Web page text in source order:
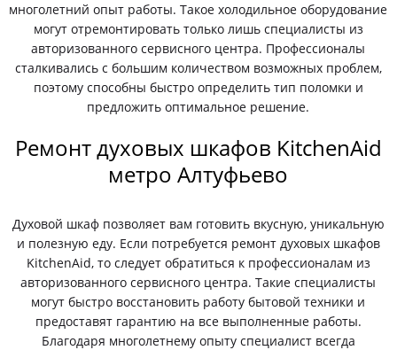
многолетний опыт работы. Такое холодильное оборудование
могут отремонтировать только лишь специалисты из
авторизованного сервисного центра. Профессионалы
сталкивались с большим количеством возможных проблем,
поэтому способны быстро определить тип поломки и
предложить оптимальное решение.
Ремонт духовых шкафов KitchenAid
метро Алтуфьево
Духовой шкаф позволяет вам готовить вкусную, уникальную
и полезную еду. Если потребуется ремонт духовых шкафов
KitchenAid, то следует обратиться к профессионалам из
авторизованного сервисного центра. Такие специалисты
могут быстро восстановить работу бытовой техники и
предоставят гарантию на все выполненные работы.
Благодаря многолетнему опыту специалист всегда